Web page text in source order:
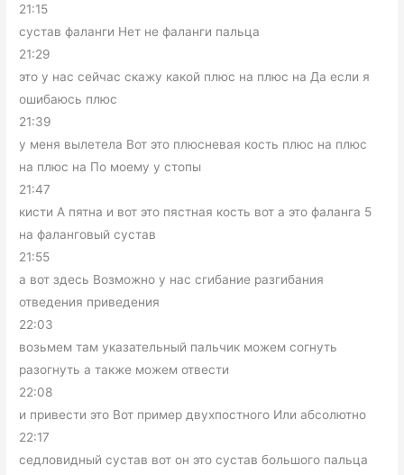
21:15
сустав фаланги Нет не фаланги пальца
21:29
это у нас сейчас скажу какой плюс на плюс на Да если я
ошибаюсь плюс
21:39
у меня вылетела Вот это плюсневая кость плюс на плюс
на плюс на По моему у стопы
21:47
кисти А пятна и вот это пястная кость вот а это фаланга 5
на фаланговый сустав
21:55
а вот здесь Возможно у нас сгибание разгибания
отведения приведения
22:03
возьмем там указательный пальчик можем согнуть
разогнуть а также можем отвести
22:08
и привести это Вот пример двухпостного Или абсолютно
22:17
седловидный сустав вот он это сустав большого пальца